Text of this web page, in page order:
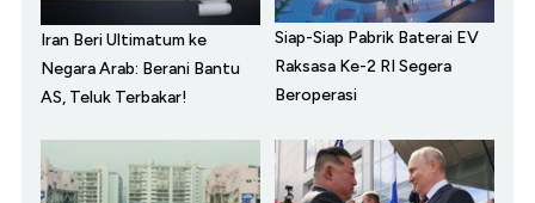
Iran Beri Ultimatum ke
Negara Arab: Berani Bantu
AS, Teluk Terbakar!
Siap-Siap Pabrik Baterai EV
Raksasa Ke-2 RI Segera
Beroperasi